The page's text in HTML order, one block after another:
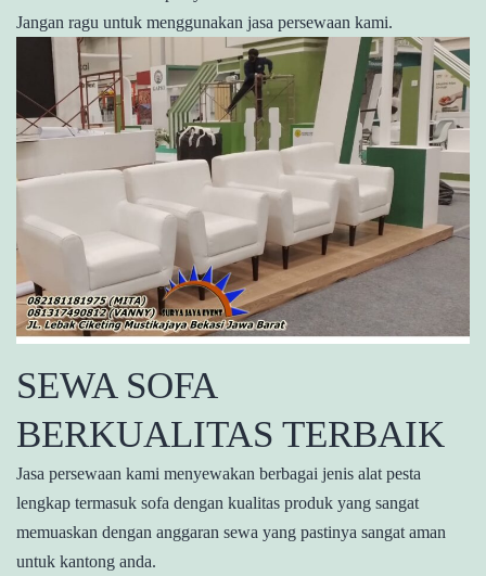
Jangan ragu untuk menggunakan jasa persewaan kami.
SEWA SOFA
BERKUALITAS TERBAIK
Jasa persewaan kami menyewakan berbagai jenis alat pesta
lengkap termasuk sofa dengan kualitas produk yang sangat
memuaskan dengan anggaran sewa yang pastinya sangat aman
untuk kantong anda.